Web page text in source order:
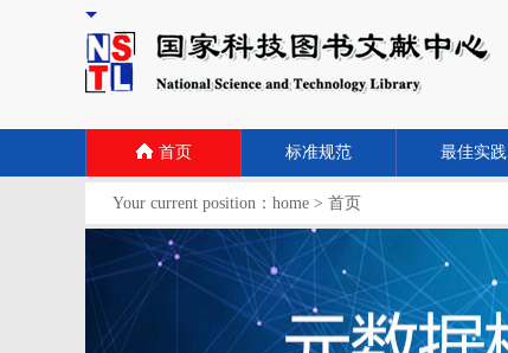
首页 标准规范 最佳实践
Your current position： home > 首页